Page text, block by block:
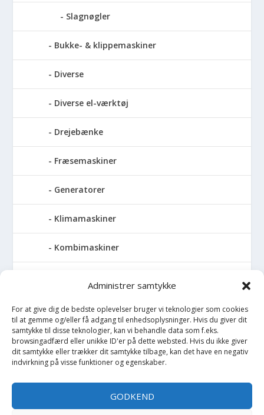
Administrer samtykke
For at give dig de bedste oplevelser bruger vi teknologier som cookies
til at gemme og/eller få adgang til enhedsoplysninger. Hvis du giver dit
samtykke til disse teknologier, kan vi behandle data som f.eks.
browsingadfærd eller unikke ID'er på dette websted. Hvis du ikke giver
dit samtykke eller trækker dit samtykke tilbage, kan det have en negativ
indvirkning på visse funktioner og egenskaber.
GODKEND
Slagnøgler
Bukke- & klippemaskiner
Diverse
Diverse el-værktøj
Drejebænke
Fræsemaskiner
Generatorer
Klimamaskiner
Kombimaskiner
Pressemaskiner
Save
Slibemaskiner